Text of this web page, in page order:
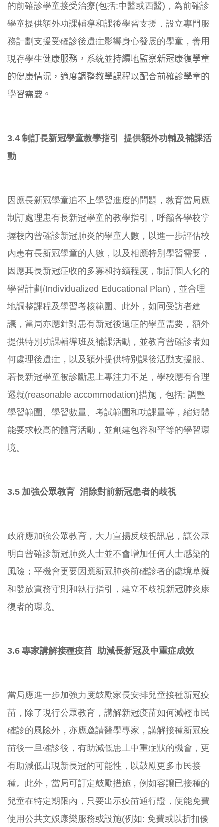
的前確診學童接受治療(包括:中醫或西醫)， 為前確診
學童提供額外功課輔導和課後學習支援， 設立專門服
務計劃支援受確診後遺症影響身心發展的學童， 善用
現存學生健康服務， 系統並持續地監察新冠康復學童
的健康情況 ，適度調整教學課程以配合前確診學童的
學習需要。
3.4 制訂長新冠學童教學指引 提供額外功輔及補課活
動
因應長新冠學童追不上學習進度的問題， 教育當局應
制訂處理患有長新冠學童的教學指引， 呼籲各學校掌
握校內曾確診新冠肺炎的學童人數， 以進一步評估校
內患有長新冠學童的人數，以及相應特別學習需要，
因應其長新冠症收的多寡和持續程度，制訂個人化的
學習計劃(Individualized Educational Plan)，並合理
地調整課程及學習考核範圍。此外， 如同受訪者建
議，當局亦應針對患有新冠後遺症的學童需要， 額外
提供特別功課輔導班及補課活動， 並教育曾確診者如
何處理後遺症， 以及額外提供特別課後活動支援服。
若長新冠學童被診斷患上專注力不足，學校應有合理
遷就(reasonable accommodation)措施，包括: 調整
學習範圍、學習數量、考試範圍和功課量等， 縮短體
能要求較高的體育活動，並創建包容和平等的學習環
境。
3.5 加強公眾教育 消除對前新冠患者的歧視
政府應加強公眾教育，大力宣揚反歧視訊息， 讓公眾
明白曾確診新冠肺炎人士並不會增加任何人士感染的
風險； 平機會更要因應新冠肺炎前確診者的處境草擬
和發放實務守則和執行指引，建立不歧視新冠肺炎康
復者的環境。
3.6 專家講解接種疫苗 助減長新冠及中重症成效
當局應進一步加強力度鼓勵家長安排兒童接種新冠疫
苗， 除了現行公眾教育，講解新冠疫苗如何減輕市民
確診的風險外， 亦應邀請醫學專家，講解接種新冠疫
苗後一旦確診後， 有助減低患上中重症狀的機會，更
有助減低出現新長冠的可能性， 以鼓勵更多市民接
種。此外，當局可訂定鼓勵措施， 例如容讓已接種的
兒童在特定期限內，只要出示疫苗通行證， 便能免費
使用公共文娛康樂服務或設施(例如: 免費或以折扣優